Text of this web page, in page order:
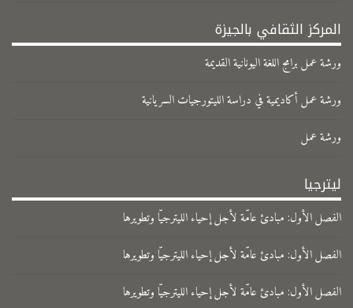
المركز الثقافي بالجيزة
ورشة عمل برامج اللغة اليونانية القديمة
ورشة عمل أكاديمية في دراسة الليتورجيات السريانية
ورشة عمل
ليترجيا
الفصل الأول: مبادئ عامّة لأجل إحياء الليترجيّا وتطويرها
الفصل الأول: مبادئ عامّة لأجل إحياء الليترجيّا وتطويرها
الفصل الأول: مبادئ عامّة لأجل إحياء الليترجيّا وتطويرها